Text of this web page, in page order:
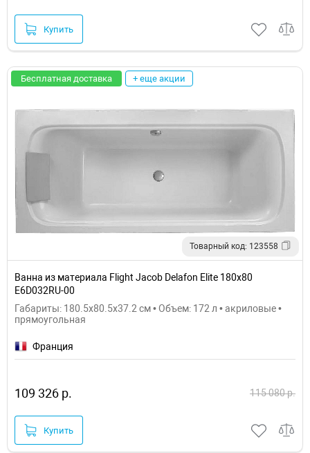
Купить
Бесплатная доставка + еще акции
Товарный код: 123558
Ванна из материала Flight Jacob Delafon Elite 180x80
E6D032RU-00
Габариты: 180.5x80.5x37.2 см • Объем: 172 л • акриловые •
прямоугольная
Франция
109 326 р. 115 080 р.
Купить